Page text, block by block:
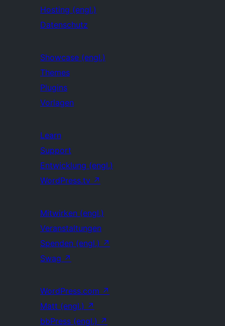
Hosting (engl.)
Datenschutz
Showcase (engl.)
Themes
Plugins
Vorlagen
Learn
Support
Entwicklung (engl.)
WordPress.tv ↗
Mitwirken (engl.)
Veranstaltungen
Spenden (engl.) ↗
Swag ↗
WordPress.com ↗
Matt (engl.) ↗
bbPress (engl.) ↗